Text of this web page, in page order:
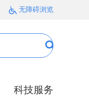
无障碍浏览
科技服务